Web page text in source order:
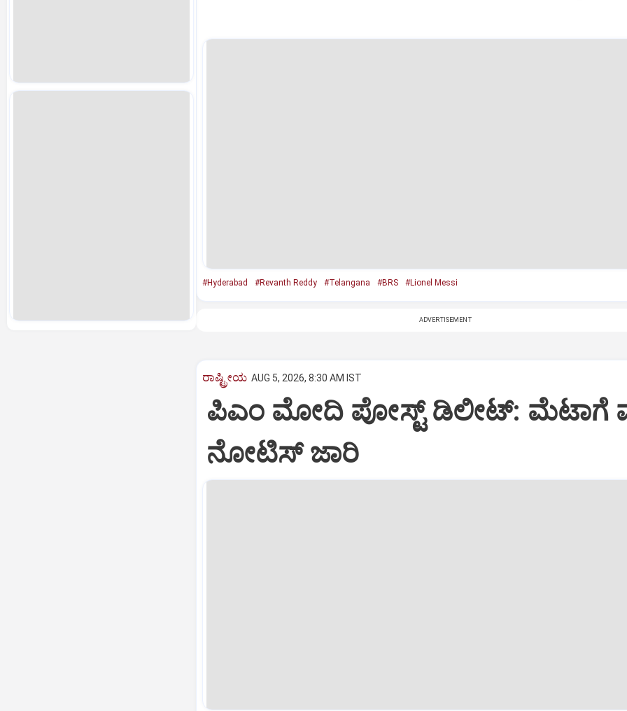
#Hyderabad #Revanth Reddy #Telangana #BRS #Lionel Messi
ADVERTISEMENT
ರಾಷ್ಟ್ರೀಯ AUG 5, 2026, 8:30 AM IST
ಪಿಎಂ ಮೋದಿ ಪೋಸ್ಟ್‌ ಡಿಲೀಟ್‌: ಮೆಟಾಗೆ
ನೋಟಿಸ್‌ ಜಾರಿ